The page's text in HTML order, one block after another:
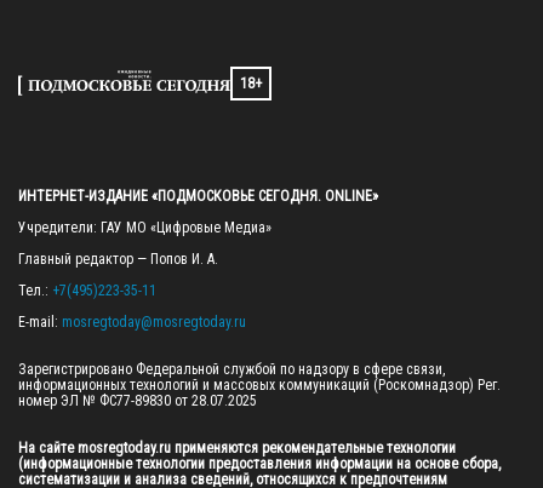
18+
ИНТЕРНЕТ-ИЗДАНИЕ «ПОДМОСКОВЬЕ СЕГОДНЯ. ONLINE»
Учредители: ГАУ МО «Цифровые Медиа»
Главный редактор — Попов И. А.
Тел.: +7(495)223-35-11
E-mail: mosregtoday@mosregtoday.ru
Зарегистрировано Федеральной службой по надзору в сфере связи,
информационных технологий и массовых коммуникаций (Роскомнадзор) Рег.
номер ЭЛ № ФС77-89830 от 28.07.2025
На сайте mosregtoday.ru применяются рекомендательные технологии
(информационные технологии предоставления информации на основе сбора,
систематизации и анализа сведений, относящихся к предпочтениям